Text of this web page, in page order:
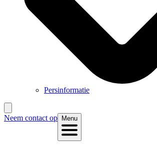
Persinformatie
Neem contact op Menu